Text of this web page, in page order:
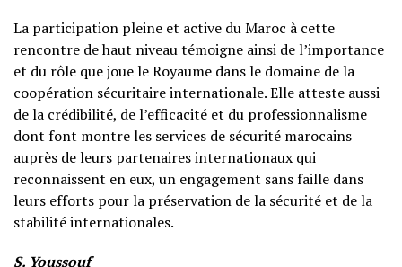
La participation pleine et active du Maroc à cette
rencontre de haut niveau témoigne ainsi de l’importance
et du rôle que joue le Royaume dans le domaine de la
coopération sécuritaire internationale. Elle atteste aussi
de la crédibilité, de l’efficacité et du professionnalisme
dont font montre les services de sécurité marocains
auprès de leurs partenaires internationaux qui
reconnaissent en eux, un engagement sans faille dans
leurs efforts pour la préservation de la sécurité et de la
stabilité internationales.
S. Youssouf